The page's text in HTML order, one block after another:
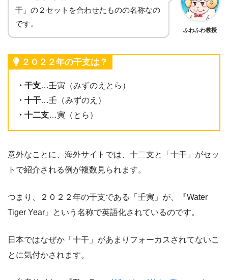
干」の２セットを合わせたものの名称なの
です。
ふわふわ教授
２０２２年の干支は？
・干支…壬寅（みずのえとら）
・十干…壬（みずのえ）
・十二支…寅（とら）
意外なことに、海外サイトでは、十二支と「十干」がセッ
トで紹介される例が複数見られます。
つまり、２０２２年の干支である「壬寅」が、『Water
Tiger Year』という名称で英語化されているのです。
日本ではなぜか「十干」があまりフォーカスされてないこ
とに気付かされます。